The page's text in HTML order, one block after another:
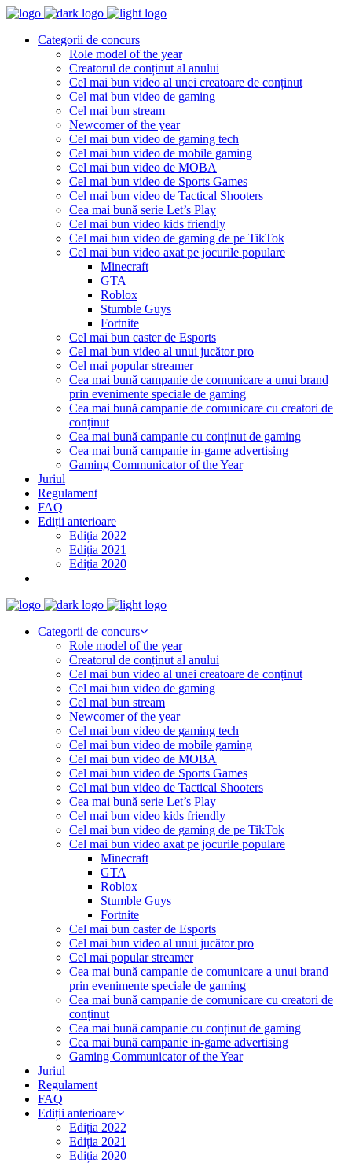
Categorii de concurs
Role model of the year
Creatorul de conținut al anului
Cel mai bun video al unei creatoare de conținut
Cel mai bun video de gaming
Cel mai bun stream
Newcomer of the year
Cel mai bun video de gaming tech
Cel mai bun video de mobile gaming
Cel mai bun video de MOBA
Cel mai bun video de Sports Games
Cel mai bun video de Tactical Shooters
Cea mai bună serie Let’s Play
Cel mai bun video kids friendly
Cel mai bun video de gaming de pe TikTok
Cel mai bun video axat pe jocurile populare
Minecraft
GTA
Roblox
Stumble Guys
Fortnite
Cel mai bun caster de Esports
Cel mai bun video al unui jucător pro
Cel mai popular streamer
Cea mai bună campanie de comunicare a unui brand
prin evenimente speciale de gaming
Cea mai bună campanie de comunicare cu creatori de
conținut
Cea mai bună campanie cu conținut de gaming
Cea mai bună campanie in-game advertising
Gaming Communicator of the Year
Juriul
Regulament
FAQ
Ediții anterioare
Ediția 2022
Ediția 2021
Ediția 2020
Categorii de concurs
Role model of the year
Creatorul de conținut al anului
Cel mai bun video al unei creatoare de conținut
Cel mai bun video de gaming
Cel mai bun stream
Newcomer of the year
Cel mai bun video de gaming tech
Cel mai bun video de mobile gaming
Cel mai bun video de MOBA
Cel mai bun video de Sports Games
Cel mai bun video de Tactical Shooters
Cea mai bună serie Let’s Play
Cel mai bun video kids friendly
Cel mai bun video de gaming de pe TikTok
Cel mai bun video axat pe jocurile populare
Minecraft
GTA
Roblox
Stumble Guys
Fortnite
Cel mai bun caster de Esports
Cel mai bun video al unui jucător pro
Cel mai popular streamer
Cea mai bună campanie de comunicare a unui brand
prin evenimente speciale de gaming
Cea mai bună campanie de comunicare cu creatori de
conținut
Cea mai bună campanie cu conținut de gaming
Cea mai bună campanie in-game advertising
Gaming Communicator of the Year
Juriul
Regulament
FAQ
Ediții anterioare
Ediția 2022
Ediția 2021
Ediția 2020